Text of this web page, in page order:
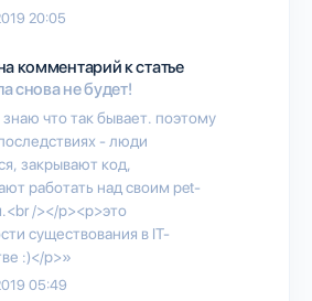
20:05
комментарий к статье
снова не будет!
что так бывает. поэтому
- люди
закрывают код,
работать над своим pet-
/></p><p>это
существования в IT-
:)</p>»
05:49